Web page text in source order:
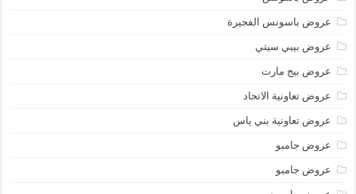
عروض باسونس الفجيرة
عروض بيبي سيتي
عروض بيج مارت
عروض تعاونية الاتحاد
عروض تعاونية بني ياس
عروض جامبو
عروض جامبو